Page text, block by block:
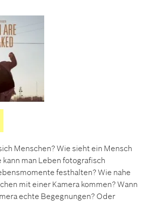
Menschen? Wie sieht ein Mensch
kann man Leben fotografisch
festhalten? Wie nahe
mit einer Kamera kommen? Wann
echte Begegnungen? Oder